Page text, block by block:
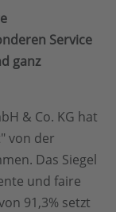
Service
ganz
& Co. KG hat
von der
Das Siegel
und faire
91,3% setzt